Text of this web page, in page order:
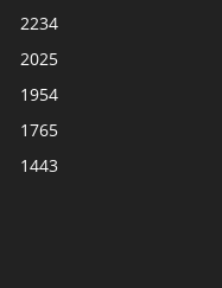
2234
2025
1954
1765
1443